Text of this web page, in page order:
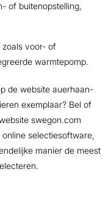
of buitenopstelling,
zoals voor- of
warmtepomp.
de website auerhaan-
exemplaar? Bel of
swegon.com
selectiesoftware,
manier de meest